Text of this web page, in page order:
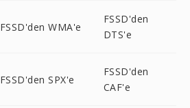
FSSD'den WMA'e
FSSD'den
DTS'e
FSSD'den SPX'e
FSSD'den
CAF'e